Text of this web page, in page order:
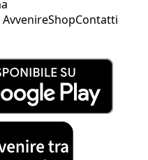
ShopContatti